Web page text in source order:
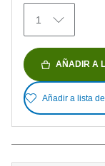
reseñas
1
AÑADIR A
Añadir a lista